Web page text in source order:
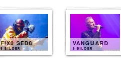
FIX8 SED8
8 BILDER
VANGUARD
8 BILDER